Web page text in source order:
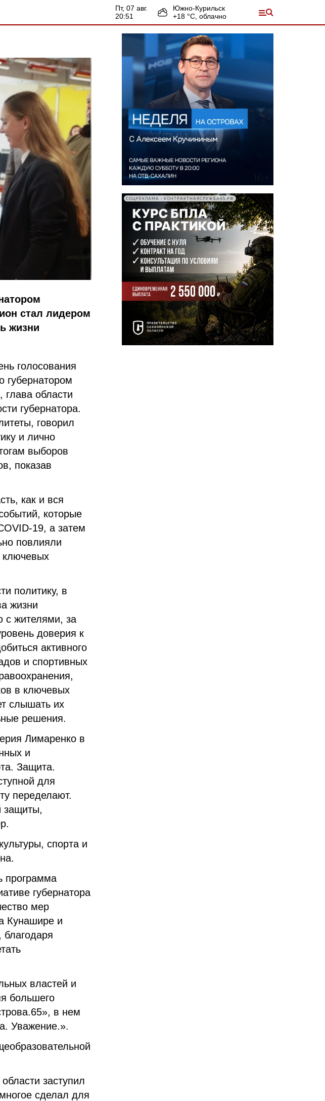
пт, 07 авг.
20:51
Южно-Курильск
+18 °С, облачно
стал лидером
жизни
голосования
губернатором
глава области
губернатора.
говорил
и лично
выборов
показав
как и вся
которые
19, а затем
повлияли
ключевых
политику, в
жизни
с жителями, за
доверия к
активного
и спортивных
в ключевых
слышать их
решения.
Лимаренко в
и
Защита.
для
переделают.
защиты,
спорта и
программа
губернатора
мер
Кунашире и
благодаря
властей и
большего
в нем
Уважение.».
заступил
сделал для
СОЦРЕКЛАМА • КОНТРАКТНАЯСЛУЖБА65.РФ